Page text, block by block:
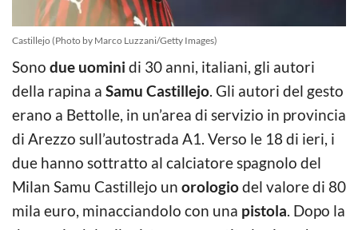
Castillejo (Photo by Marco Luzzani/Getty Images)
Sono due uomini di 30 anni, italiani, gli autori
della rapina a Samu Castillejo. Gli autori del gesto
erano a Bettolle, in un’area di servizio in provincia
di Arezzo sull’autostrada A1. Verso le 18 di ieri, i
due hanno sottratto al calciatore spagnolo del
Milan Samu Castillejo un orologiodel valore di 80
mila euro, minacciandolo con una pistola. Dopo la